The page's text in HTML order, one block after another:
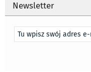
Newsletter